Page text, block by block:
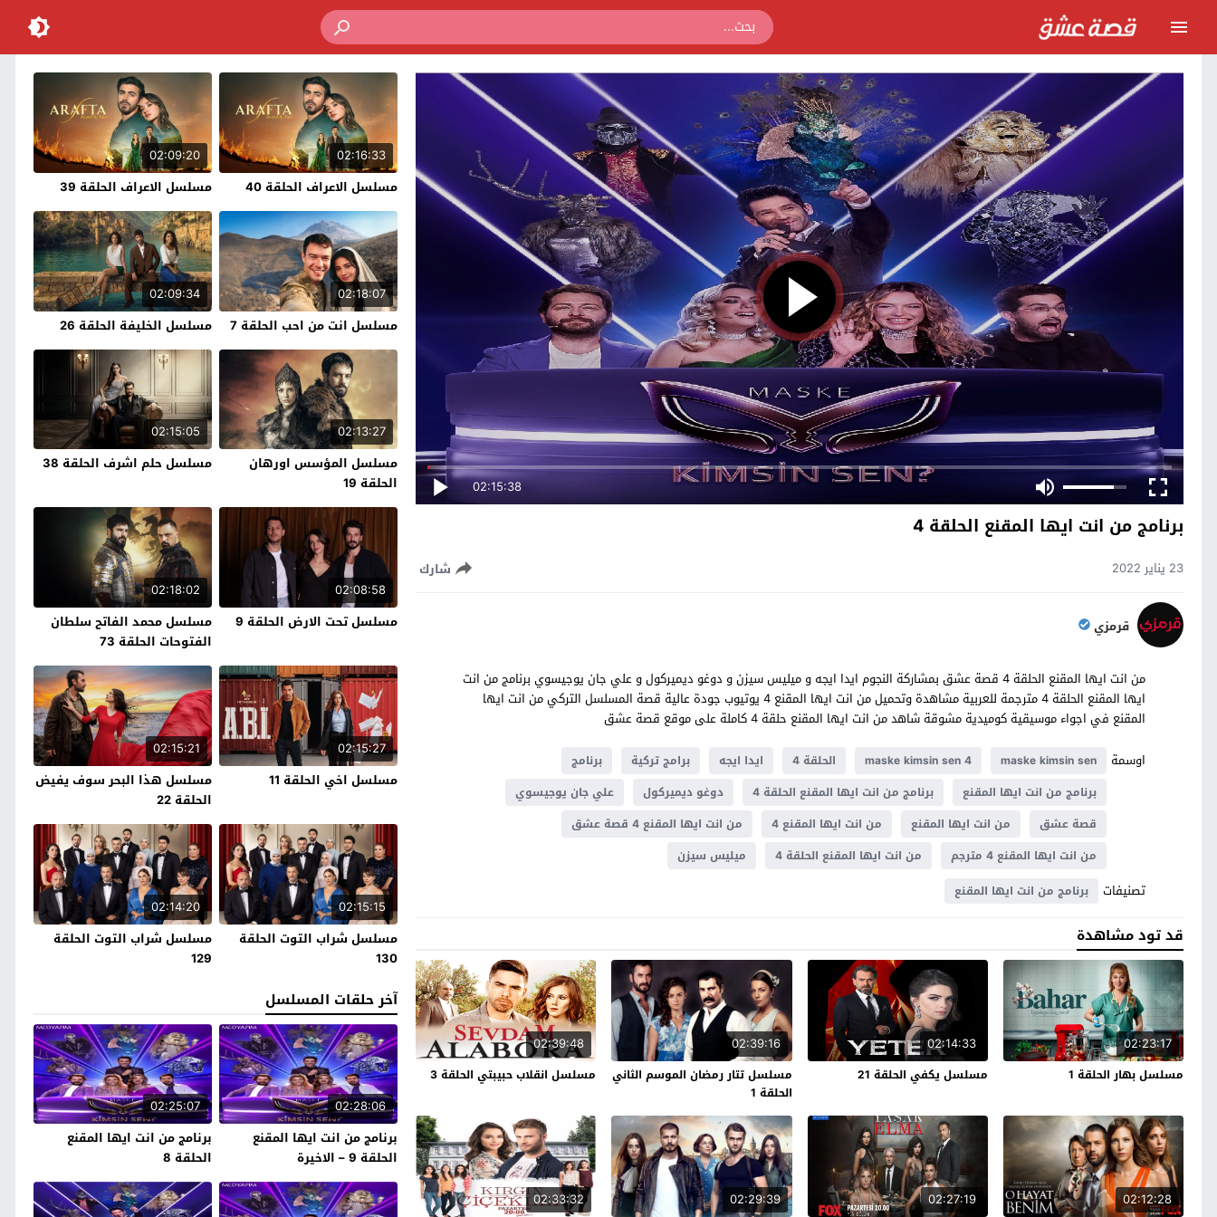
02:15:38
برنامج من انت ايها المقنع الحلقة 4
23 يناير 2022 شارك
قرمزي
من انت ايها المقنع الحلقة 4 قصة عشق بمشاركة النجوم ايدا ايجه و ميليس سيزن و دوغو ديميركول و علي جان يوجيسوي برنامج من انت
ايها المقنع الحلقة 4 مترجمة للعربية مشاهدة وتحميل من انت ايها المقنع 4 يوتيوب جودة عالية قصة المسلسل التركي من انت ايها
المقنع في اجواء موسيقية كوميدية مشوقة شاهد من انت ايها المقنع حلقة 4 كاملة على موقع قصة عشق
اوسمة
maske kimsin sen
maske kimsin sen 4 الحلقة 4 ايدا ايجه برامج تركية
برنامج
برنامج من انت ايها المقنع
برنامج من انت ايها المقنع الحلقة 4 دوغو ديميركول
علي جان يوجيسوي
قصة عشق
من انت ايها المقنع من انت ايها المقنع 4
من انت ايها المقنع 4 قصة عشق
من انت ايها المقنع 4 مترجم
من انت ايها المقنع الحلقة 4 ميليس سيزن
تصنيفات برنامج من انت ايها المقنع
قد تود مشاهدة
02:23:17
مسلسل بهار الحلقة 1
02:14:33
مسلسل يكفي الحلقة 21
02:39:16
مسلسل تتار رمضان الموسم الثاني
الحلقة 1
02:39:48
مسلسل انقلاب حبيبتي الحلقة 3
02:12:28
02:27:19
02:29:39
02:33:32
02:16:33
مسلسل الاعراف الحلقة 40
02:09:20
مسلسل الاعراف الحلقة 39
02:18:07
مسلسل انت من احب الحلقة 7
02:09:34
مسلسل الخليفة الحلقة 26
02:13:27
مسلسل المؤسس اورهان
الحلقة 19
02:15:05
مسلسل حلم اشرف الحلقة 38
02:08:58
مسلسل تحت الارض الحلقة 9
02:18:02
مسلسل محمد الفاتح سلطان
الفتوحات الحلقة 73
02:15:27
مسلسل اخي الحلقة 11
02:15:21
مسلسل هذا البحر سوف يفيض
الحلقة 22
02:15:15
مسلسل شراب التوت الحلقة
130
02:14:20
مسلسل شراب التوت الحلقة
129
آخر حلقات المسلسل
02:28:06
برنامج من انت ايها المقنع
الحلقة 9 – الاخيرة
02:25:07
برنامج من انت ايها المقنع
الحلقة 8